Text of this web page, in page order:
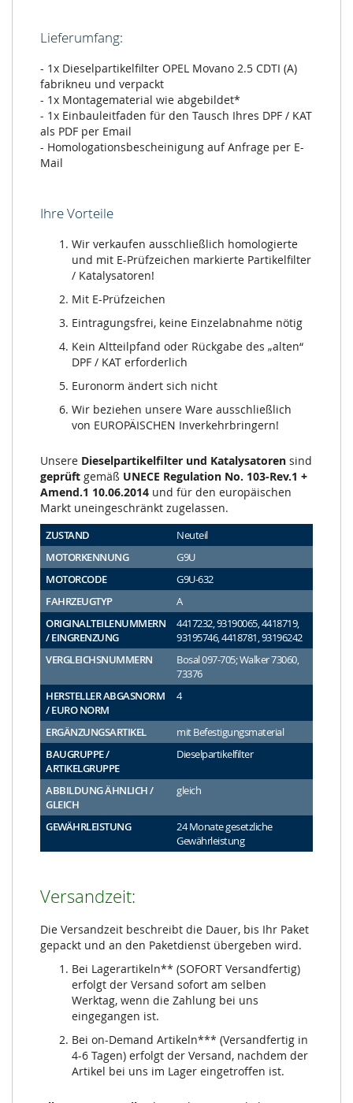
Lieferumfang:
- 1x Dieselpartikelfilter OPEL Movano 2.5 CDTI (A)
fabrikneu und verpackt
- 1x Montagematerial wie abgebildet*
- 1x Einbauleitfaden für den Tausch Ihres DPF / KAT
als PDF per Email
- Homologationsbescheinigung auf Anfrage per E-
Mail
Ihre Vorteile
Wir verkaufen ausschließlich homologierte
und mit E-Prüfzeichen markierte Partikelfilter
/ Katalysatoren!
Mit E-Prüfzeichen
Eintragungsfrei, keine Einzelabnahme nötig
Kein Altteilpfand oder Rückgabe des „alten“
DPF / KAT erforderlich
Euronorm ändert sich nicht
Wir beziehen unsere Ware ausschließlich
von EUROPÄISCHEN Inverkehrbringern!
Unsere Dieselpartikelfilter und Katalysatoren sind
geprüft gemäß UNECE Regulation No. 103-Rev.1 +
Amend.1 10.06.2014 und für den europäischen
Markt uneingeschränkt zugelassen.
ZUSTAND
Neuteil
MOTORKENNUNG
G9U
MOTORCODE
G9U-632
FAHRZEUGTYP
A
ORIGINALTEILENUMMERN
/ EINGRENZUNG
4417232, 93190065, 4418719,
93195746, 4418781, 93196242
VERGLEICHSNUMMERN
Bosal 097-705; Walker 73060,
73376
HERSTELLER ABGASNORM
/ EURO NORM
4
ERGÄNZUNGSARTIKEL
mit Befestigungsmaterial
BAUGRUPPE /
ARTIKELGRUPPE
Dieselpartikelfilter
ABBILDUNG ÄHNLICH /
GLEICH
gleich
GEWÄHRLEISTUNG
24 Monate gesetzliche
Gewährleistung
Versandzeit:
Die Versandzeit beschreibt die Dauer, bis Ihr Paket
gepackt und an den Paketdienst übergeben wird.
Bei Lagerartikeln** (SOFORT Versandfertig)
erfolgt der Versand sofort am selben
Werktag, wenn die Zahlung bei uns
eingegangen ist.
Bei on-Demand Artikeln*** (Versandfertig in
4-6 Tagen) erfolgt der Versand, nachdem der
Artikel bei uns im Lager eingetroffen ist.